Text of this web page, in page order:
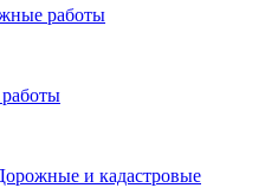
работы
и кадастровые